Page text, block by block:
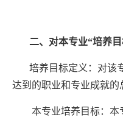
二、对本专业“培养
培养目标定义：对该
达到的职业和专业成就的
本专业培养目标：本